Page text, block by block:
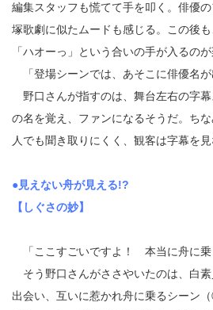
編集スタッフも慌てて手を叩く。俳優
塚歌劇に似たムードも感じる。この後
「ハオーっ」という合いの手が入るのが
「登場シーンでは、あそこに俳優名が
野口さんが指すのは、舞台左右の字
の名を覚え、ファンになるそうだ。ち
人でも聞き取りにくく、観客は字幕を見
●見えない舟が見える!?
【しぐさの妙】
「ここすごいですよ！ 本当に舟に
そう野口さんがささやいたのは、白
出会い、互いに惹かれ舟に乗るシーン